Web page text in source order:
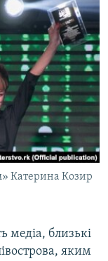
Катерина Козир
медіа, близькі
яким